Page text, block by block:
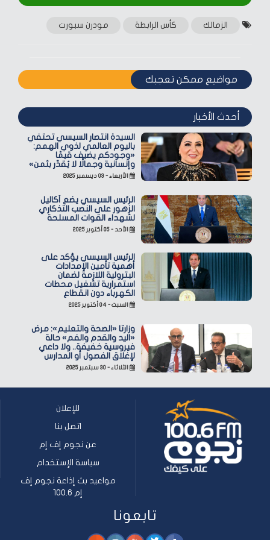
الزمالك كأس الرابطة مودرن سبورت
مواضيع ممكن تعجبك
أحدث الأخبار
السيدة انتصار السيسي تحتفي
باليوم العالمي لذوي الهمم:
«وجودكم يضيف قيمًا
وإنسانية وجمالًا لا يُقدّر بثمن»
الأربعاء - ٠٣ ديسمبر ٢٠٢٥
الرئيس السيسي يضع أكاليل
الزهور على النصب التذكاري
لشهداء القوات المسلحة
الأحد - ٠٥ أكتوبر ٢٠٢٥
الرئيس السيسي يؤكد على
أهمية تأمين الإمدادات
البترولية اللازمة لضمان
استمرارية تشغيل محطات
الكهرباء دون انقطاع
السبت - ٠٤ أكتوبر ٢٠٢٥
وزارتا «الصحة والتعليم»: مرض
«اليد والقدم والفم» حالة
فيروسية خفيفة.. ولا داعي
لإغلاق الفصول أو المدارس
الثلاثاء - ٣٠ سبتمبر ٢٠٢٥
للإعلان
اتصل بنا
عن نجوم إف إم
سياسة الإستخدام
مواعيد بث إذاعة نجوم إف
إم 100.6
تابعونا